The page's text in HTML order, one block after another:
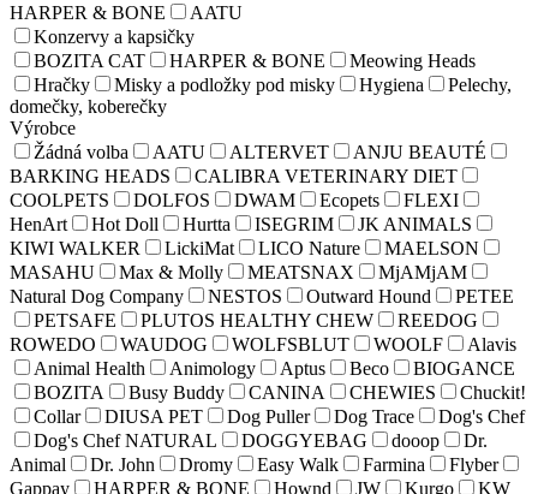
HARPER & BONE
AATU
Konzervy a kapsičky
BOZITA CAT
HARPER & BONE
Meowing Heads
Hračky
Misky a podložky pod misky Hygiena
Pelechy,
domečky, koberečky
Výrobce
Žádná volba
AATU ALTERVET
ANJU BEAUTÉ
BARKING HEADS
CALIBRA VETERINARY DIET
COOLPETS
DOLFOS DWAM Ecopets
FLEXI
HenArt
Hot Doll Hurtta ISEGRIM
JK ANIMALS
KIWI WALKER
LickiMat LICO Nature
MAELSON
MASAHU
Max & Molly MEATSNAX
MjAMjAM
Natural Dog Company
NESTOS Outward Hound
PETEE
PETSAFE
PLUTOS HEALTHY CHEW
REEDOG
ROWEDO
WAUDOG WOLFSBLUT WOOLF
Alavis
Animal Health
Animology Aptus Beco
BIOGANCE
BOZITA
Busy Buddy CANINA CHEWIES
Chuckit!
Collar
DIUSA PET Dog Puller Dog Trace
Dog's Chef
Dog's Chef NATURAL
DOGGYEBAG dooop
Dr.
Animal
Dr. John Dromy Easy Walk Farmina
Flyber
Gappay
HARPER & BONE Hownd JW Kurgo
KW